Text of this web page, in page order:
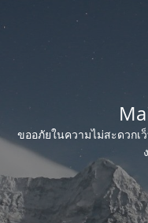
ขออภัยในความไม่สะดวกเ